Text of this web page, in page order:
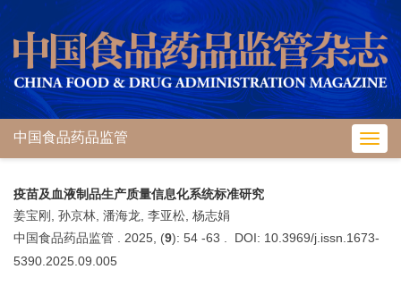
中国食品药品监管
疫苗及血液制品生产质量信息化系统标准研究
姜宝刚, 孙京林, 潘海龙, 李亚松, 杨志娟
中国食品药品监管 . 2025, (9): 54 -63 . DOI: 10.3969/j.issn.1673-
5390.2025.09.005